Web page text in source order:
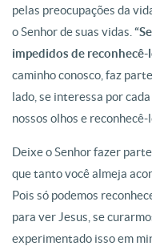
pelas preocupações da
o Senhor de suas vidas.
impedidos de reconhecê-
caminho conosco, faz
lado, se interessa por
nossos olhos e reconhecê-
Deixe o Senhor fazer
que tanto você almeja
Pois só podemos
para ver Jesus, se
experimentado isso em